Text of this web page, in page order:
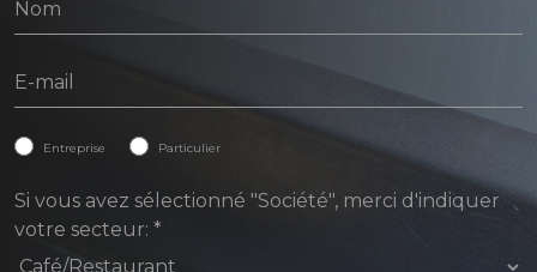
Entreprise Particulier
Si vous avez sélectionné "Société", merci d'indiquer
votre secteur: *